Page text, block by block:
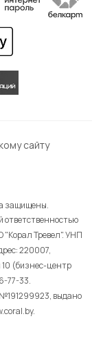
сайту
защищены.
ответственностью
"Корал Тревел". УНП
220007,
10 (бизнес-центр
77-33.
выдано